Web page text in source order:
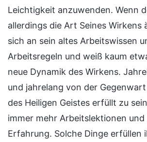
Leichtigkeit anzuwenden. Wenn
allerdings die Art Seines Wirkens
sich an sein altes Arbeitswissen
Arbeitsregeln und weiß kaum
neue Dynamik des Wirkens.
und jahrelang von der
des Heiligen Geistes erfüllt zu
immer mehr Arbeitslektionen
Erfahrung. Solche Dinge erfüllen